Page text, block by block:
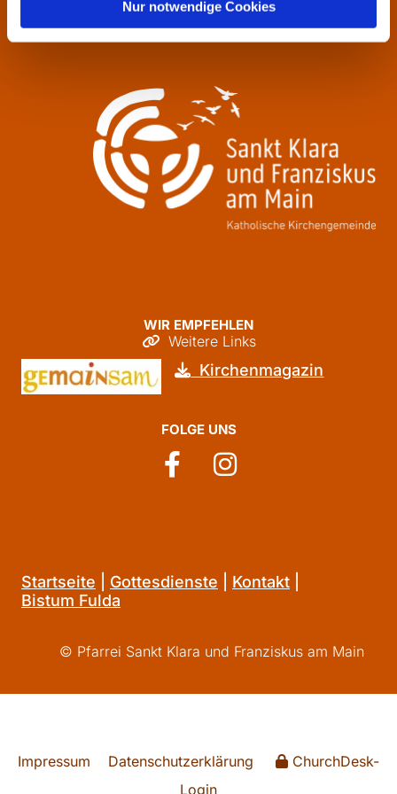
Nur notwendige Cookies
Freitag
09:30 - 12:00
WIR EMPFEHLEN
 Weitere Links
 Kirchenmagazin
FOLGE UNS
Startseite Gottesdienste Kontakt
Bistum Fulda
© Pfarrei Sankt Klara und Franziskus am Main
Impressum Datenschutzerklärung
ChurchDesk-
Login